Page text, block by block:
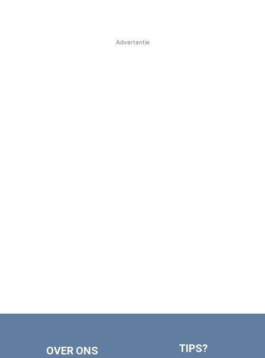
Advertentie
OVER ONS TIPS?